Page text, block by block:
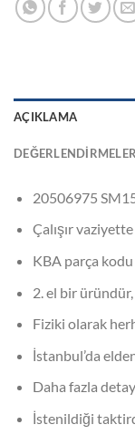
AÇIKLAMA
20506975
Çalışır vaziyette
KBA parça kodu
2. el bir üründür,
Fiziki olarak
İstanbul’da
Daha fazla
İstenildiği